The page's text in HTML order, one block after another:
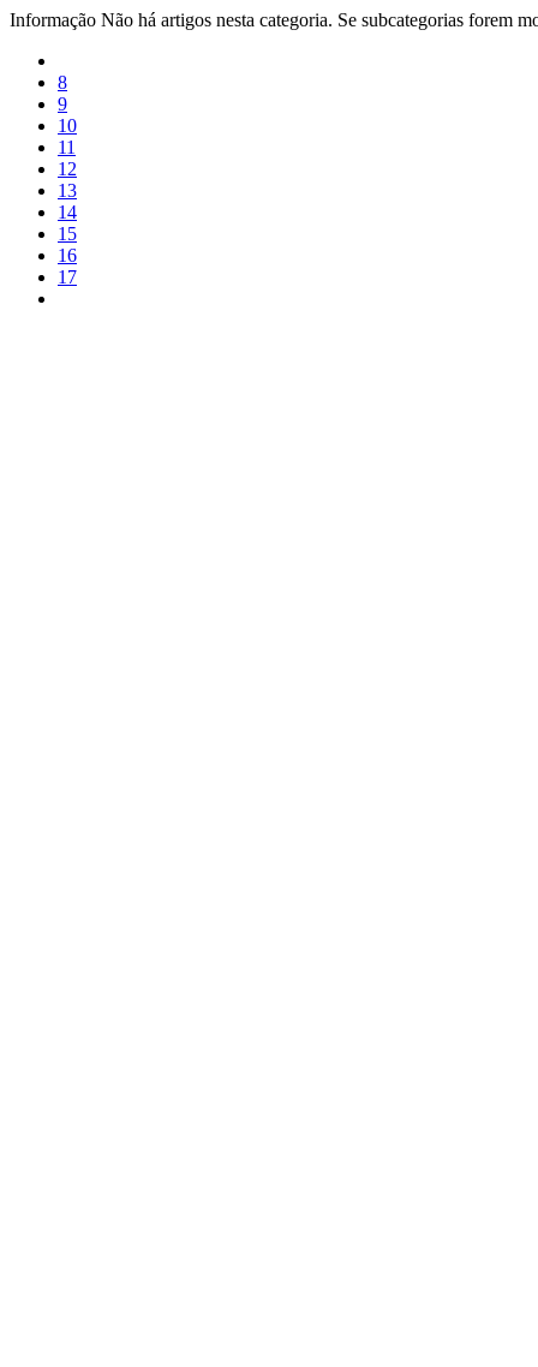
Informação Não há artigos nesta categoria. Se subcategorias forem
8
9
10
11
12
13
14
15
16
17